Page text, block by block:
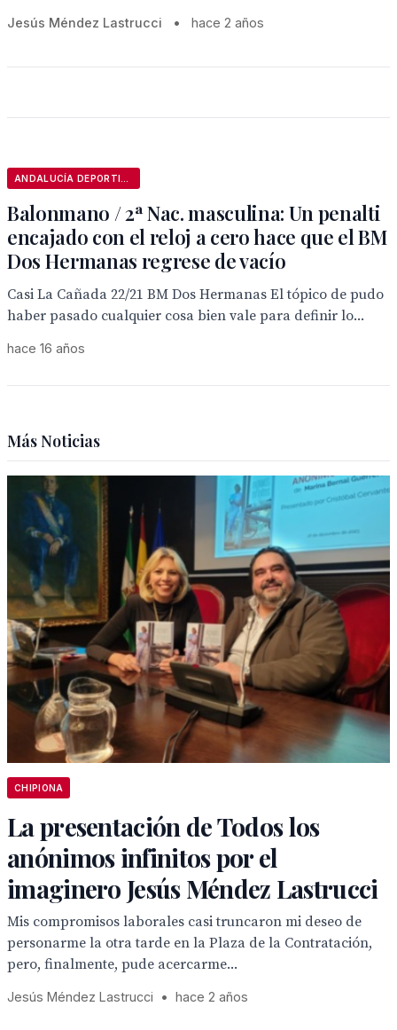
Jesús Méndez Lastrucci • hace 2 años
Balonmano / 2ª Nac. masculina: Un penalti
encajado con el reloj a cero hace que el BM
Dos Hermanas regrese de vacío
Casi La Cañada 22/21 BM Dos Hermanas El tópico de pudo
haber pasado cualquier cosa bien vale para definir lo...
hace 16 años
Más Noticias
CHIPIONA
La presentación de Todos los
anónimos infinitos por el
imaginero Jesús Méndez Lastrucci
Mis compromisos laborales casi truncaron mi deseo de
personarme la otra tarde en la Plaza de la Contratación,
pero, finalmente, pude acercarme...
Jesús Méndez Lastrucci • hace 2 años